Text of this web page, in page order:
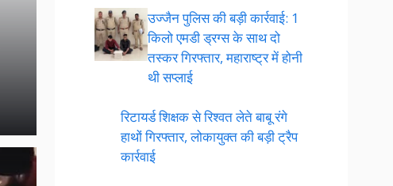
उज्जैन पुलिस की बड़ी कार्रवाई: 1
किलो एमडी ड्रग्स के साथ दो
तस्कर गिरफ्तार, महाराष्ट्र में होनी
थी सप्लाई
रिटायर्ड शिक्षक से रिश्वत लेते बाबू रंगे
हाथों गिरफ्तार, लोकायुक्त की बड़ी ट्रैप
कार्रवाई